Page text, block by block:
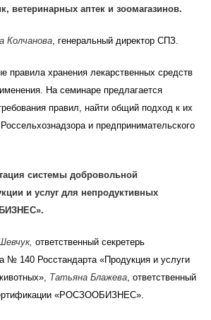
ветеринарных аптек и зоомагазинов.
Колчанова , генеральный директор СПЗ.
правила хранения лекарственных средств
На семинаре предлагается
правил, найти общий подход к их
и предпринимательского
системы добровольной
и услуг для непродуктивных
ответственный секретерь
№ 140 Росстандарта «Продукция и услуги
Татьяна Блажева , ответственный
«РОСЗООБИЗНЕС».